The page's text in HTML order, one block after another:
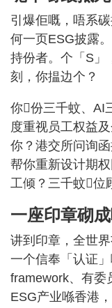
引爆佢嘅，唔系
何一页ESG披露
持份者。个「S」
刻，你揾边个？
你𠮶份三千蚊、
度重视员工权益
你？港交所问询
帮你重新设计期
工倾？三千蚊𠮶位
一座印章砌
讲到印章，全世
一个信奉「认证
framework、有委
ESG产业喺香港